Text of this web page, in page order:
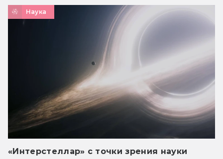
Наука
«Интерстеллар» с точки зрения науки